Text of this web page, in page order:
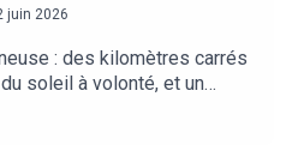
juin 2026
: des kilomètres carrés
soleil à volonté, et un
propre. Pourtant,
nous n’avons pas